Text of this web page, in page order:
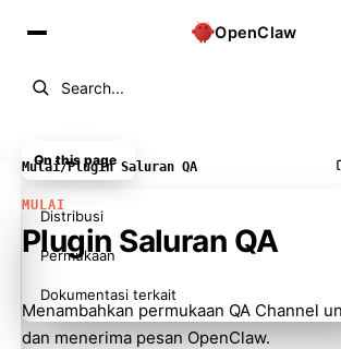
OpenClaw
Search...
Mulai/Plugin Saluran QA
MULAI
Plugin Saluran QA
Menambahkan permukaan QA Channel
dan menerima pesan OpenClaw.
On this page
Distribusi
Permukaan
Dokumentasi terkait